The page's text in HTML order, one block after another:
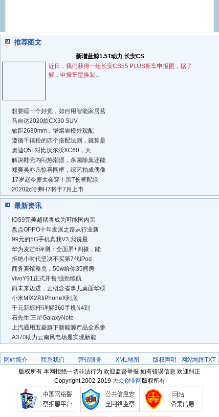
推荐图文
新增蓝鲸1.5T动力 长安CS
近日，我们获得一组长安CS55 PLUS新车申报图，据了
解，申报车型换装...
想要睡一个好觉，如何用智能家居营
马自达2020款CX30 SUV
轴距2680mm，增熔岩橙外观配
遵循千禧粉的四个搭配法则，就算是
奥迪Q5L对比沃尔沃XC60，大
解决鞋壳内闷热潮湿，杀菌除臭还能
郑爽吴亦凡惊喜同框，综艺拍成偶像
17岁赵今麦太会穿！黑T长裤配绿
2020款哈弗H7将于7月上市
最新资讯
iOS9完美越狱将成为可能国内黑
盘点OPPO十年发展之路从行业新
99元的5G手机真我V3,我说最
华为麦芒6评测：全面屏+四摄，能
拒绝小时代坚决不买第7代iPod
商务宾馆整兑，50w给你35间房
vivoY91正式开售:强劲续航
向未来迈进，云概念省事儿桌面华硕
小米MIX2和iPhoneX到底
千元新标杆!详解360手机N4到
石先生:三星GalaxyNote
上汽通用五菱旗下新能源产品全系参
A370助力云南风电场是实现新能
网站简介- 联系我们 - 营销服务 - XML地图 - 版权声明 - 网站地图TXT
版权所有 本网拒绝一切非法行为 欢迎监督举报 如有错误信息 欢迎纠正
Copyright.2002-2019 大众创业网版权所有